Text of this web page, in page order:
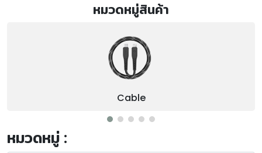
หมวดหมู่สินค้า
Cable
หมวดหมู่ :